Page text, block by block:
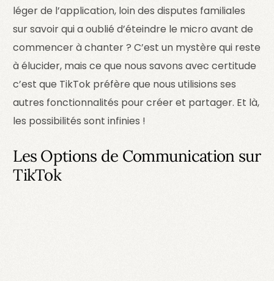
léger de l’application, loin des disputes familiales
sur savoir qui a oublié d’éteindre le micro avant de
commencer à chanter ? C’est un mystère qui reste
à élucider, mais ce que nous savons avec certitude
c’est que TikTok préfère que nous utilisions ses
autres fonctionnalités pour créer et partager. Et là,
les possibilités sont infinies !
Les Options de Communication sur
TikTok